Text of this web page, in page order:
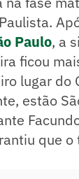
Paulo, a
ficou
lugar do
estão
que